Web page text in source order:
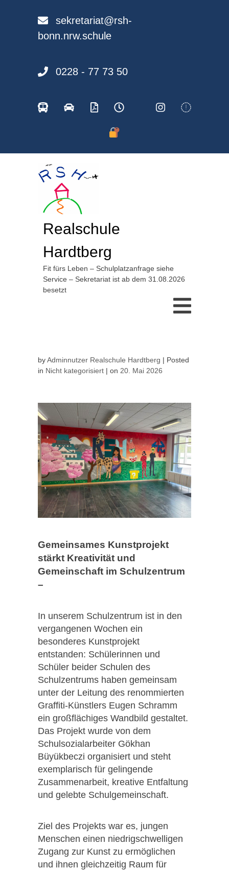
sekretariat@rsh-
bonn.nrw.schule
0228 - 77 73 50
Realschule
Hardtberg
Fit fürs Leben – Schulplatzanfrage siehe
Service – Sekretariat ist ab dem 31.08.2026
besetzt
byAdminnutzer Realschule Hardtberg
Posted
in Nicht kategorisiert on 20. Mai 2026
Gemeinsames Kunstprojekt
stärkt Kreativität und
Gemeinschaft im Schulzentrum
–
In unserem Schulzentrum ist in den
vergangenen Wochen ein
besonderes Kunstprojekt
entstanden: Schülerinnen und
Schüler beider Schulen des
Schulzentrums haben gemeinsam
unter der Leitung des renommierten
Graffiti-Künstlers Eugen Schramm
ein großflächiges Wandbild gestaltet.
Das Projekt wurde von dem
Schulsozialarbeiter Gökhan
Büyükbeczi organisiert und steht
exemplarisch für gelingende
Zusammenarbeit, kreative Entfaltung
und gelebte Schulgemeinschaft.
Ziel des Projekts war es, jungen
Menschen einen niedrigschwelligen
Zugang zur Kunst zu ermöglichen
und ihnen gleichzeitig Raum für